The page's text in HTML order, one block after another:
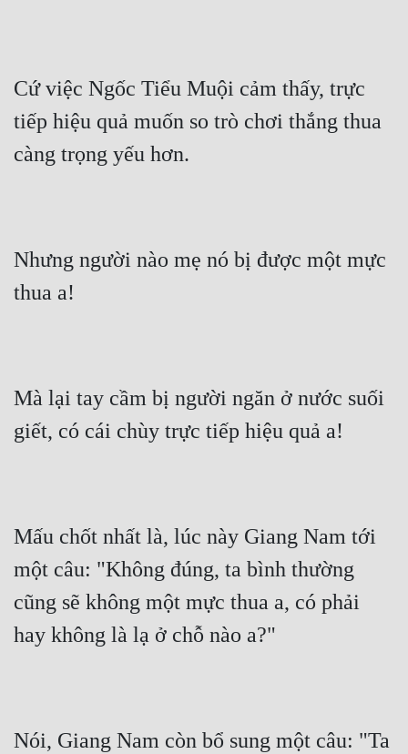
Cứ việc Ngốc Tiểu Muội cảm thấy, trực
tiếp hiệu quả muốn so trò chơi thắng thua
càng trọng yếu hơn.
Nhưng người nào mẹ nó bị được một mực
thua a!
Mà lại tay cầm bị người ngăn ở nước suối
giết, có cái chùy trực tiếp hiệu quả a!
Mấu chốt nhất là, lúc này Giang Nam tới
một câu: "Không đúng, ta bình thường
cũng sẽ không một mực thua a, có phải
hay không là lạ ở chỗ nào a?"
Nói, Giang Nam còn bổ sung một câu: "Ta